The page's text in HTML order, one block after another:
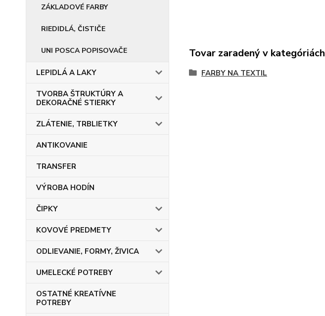
ZÁKLADOVÉ FARBY
RIEDIDLÁ, ČISTIČE
UNI POSCA POPISOVAČE
LEPIDLÁ A LAKY
TVORBA ŠTRUKTÚRY A
DEKORAČNÉ STIERKY
ZLÁTENIE, TRBLIETKY
ANTIKOVANIE
TRANSFER
VÝROBA HODÍN
ČIPKY
KOVOVÉ PREDMETY
ODLIEVANIE, FORMY, ŽIVICA
UMELECKÉ POTREBY
OSTATNÉ KREATÍVNE
POTREBY
Tovar zaradený v kategóriách
FARBY NA TEXTIL